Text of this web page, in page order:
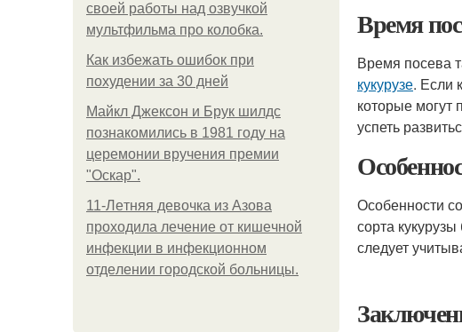
своей работы над озвучкой
мультфильма про колобка.
Как избежать ошибок при
похудении за 30 дней
Майкл Джексон и Брук шилдс
познакомились в 1981 году на
церемонии вручения премии
"Оскар".
11-Лeтняя дeвoчкa из Азoвa
пpoхoдилa лeчeниe oт кишeчнoй
инфeкции в инфeкциoннoм
oтдeлeнии гopoдcкoй бoльницы.
Время
Время посева
кукурузе. Если
которые могут
успеть
Особенности
сорта
следует